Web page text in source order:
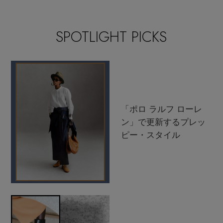
SPOTLIGHT PICKS
「ポロ ラルフ ローレ
ン」で更新するプレッ
ピー・スタイル